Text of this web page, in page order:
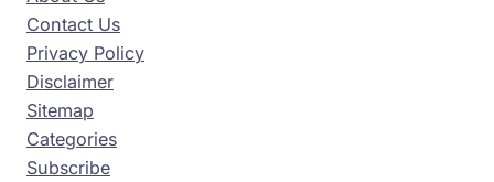
Contact Us
Privacy Policy
Disclaimer
Sitemap
Categories
Subscribe